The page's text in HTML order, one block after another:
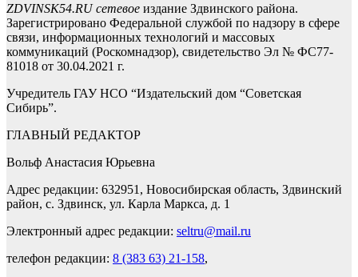
ZDVINSK54.RU сетевое издание Здвинского района.
Зарегистрировано Федеральной службой по надзору в сфере
связи, информационных технологий и массовых
коммуникаций (Роскомнадзор), свидетельство Эл № ФС77-
81018 от 30.04.2021 г.
Учредитель ГАУ НСО “Издательский дом “Советская
Сибирь”.
ГЛАВНЫЙ РЕДАКТОР
Вольф Анастасия Юрьевна
Адрес редакции: 632951, Новосибирская область, Здвинский
район, с. Здвинск, ул. Карла Маркса, д. 1
Электронный адрес редакции: seltru@mail.ru
телефон редакции: 8 (383 63) 21-158,